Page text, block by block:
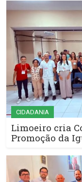
CIDADANIA
Limoeiro cria
Promoção da